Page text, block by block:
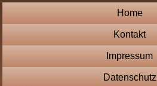
Home
Kontakt
Impressum
Datenschutz